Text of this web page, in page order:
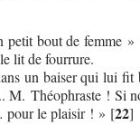
bout de femme
lit de fourrure.
un baiser qui lui
M. Théophraste ! Si
pour le plaisir ! » [22]